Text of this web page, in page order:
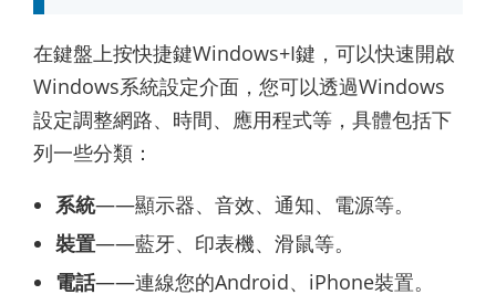
在鍵盤上按快捷鍵Windows+I鍵，可以快速開啟
Windows系統設定介面，您可以透過Windows
設定調整網路、時間、應用程式等，具體包括下
列一些分類：
系統——顯示器、音效、通知、電源等。
裝置——藍牙、印表機、滑鼠等。
電話——連線您的Android、iPhone裝置。